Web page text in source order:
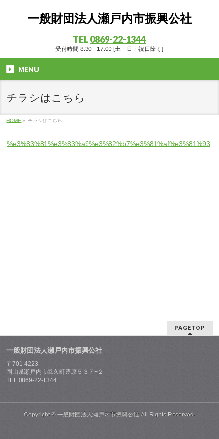
一般財団法人瀬戸内市振興公社
TEL 0869-22-1344
受付時間 8:30 - 17:00 [土・日・祝日除く]
MENU
チラシはこちら
HOME » チラシはこちら
PAGETOP
一般財団法人瀬戸内市振興公社
〒701-4223
岡山県瀬戸内市邑久町豊原５３７−２
TEL 0869-22-1344
Copyright © 一般財団法人瀬戸内市振興公社All Rights Reserved.